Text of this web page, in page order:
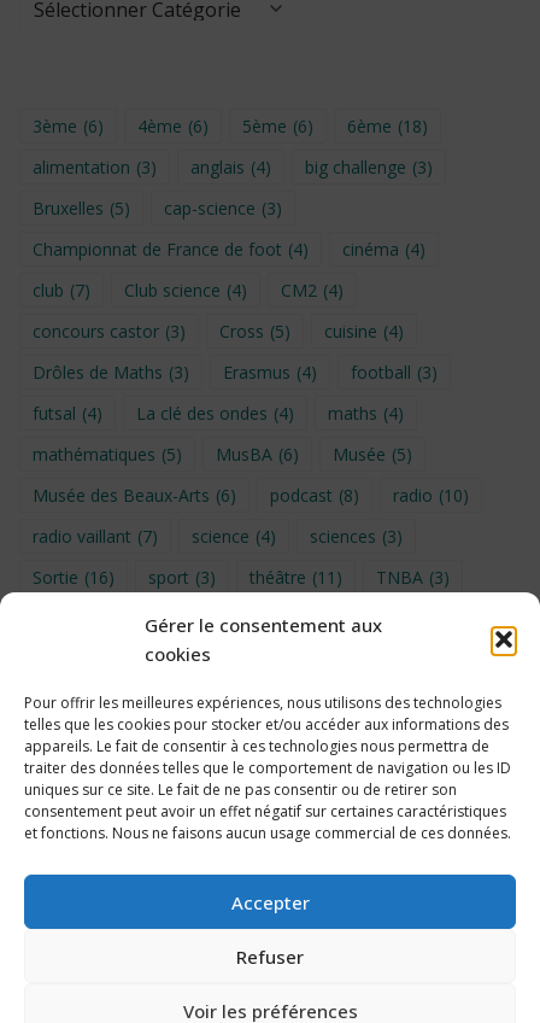
Gérer le consentement aux
cookies
Pour offrir les meilleures expériences, nous utilisons des technologies
telles que les cookies pour stocker et/ou accéder aux informations des
appareils. Le fait de consentir à ces technologies nous permettra de
traiter des données telles que le comportement de navigation ou les ID
uniques sur ce site. Le fait de ne pas consentir ou de retirer son
consentement peut avoir un effet négatif sur certaines caractéristiques
et fonctions. Nous ne faisons aucun usage commercial de ces données.
Accepter
Refuser
Voir les préférences
3ème (6) 4ème (6) 5ème (6) 6ème (18)
alimentation (3) anglais (4) big challenge (3)
Bruxelles (5) cap-science (3)
Championnat de France de foot (4) cinéma (4)
club (7) Club science (4) CM2 (4)
concours castor (3) Cross (5) cuisine (4)
Drôles de Maths (3) Erasmus (4) football (3)
futsal (4) La clé des ondes (4) maths (4)
mathématiques (5) MusBA (6) Musée (5)
Musée des Beaux-Arts (6) podcast (8) radio (10)
radio vaillant (7) science (4) sciences (3)
Sortie (16) sport (3) théâtre (11) TNBA (3)
UNSS (9) upe2a (7) vidéo
Voyage en provence 2026
Voyage à Bruxelles 2024 (4) Wahid Chakib (4)
éco-délégués (7)
Politique de cookies